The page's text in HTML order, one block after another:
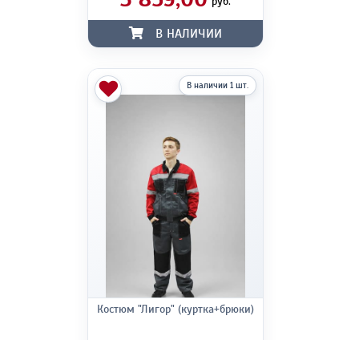
В НАЛИЧИИ
В наличии 1 шт.
Костюм "Лигор" (куртка+брюки)